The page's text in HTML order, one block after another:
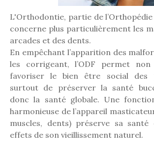
L'Orthodontie, partie de
concerne plus particulièrement les
arcades et des dents.
En empêchant l’apparition des
les corrigeant, l’ODF permet non
favoriser le bien être social des
surtout de préserver la santé
donc la santé globale. Une
harmonieuse de l’appareil
muscles, dents) préserve sa
effets de son vieillissement naturel.